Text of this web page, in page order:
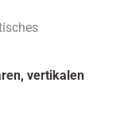
vertikalen